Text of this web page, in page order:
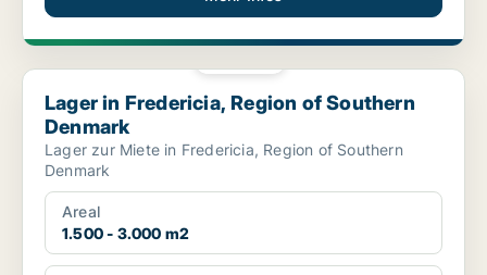
Lager in Fredericia, Region of Southern Denmark
Lager in Fredericia, Region of Southern
Denmark
Lager zur Miete in Fredericia, Region of Southern
Denmark
Areal
1.500 - 3.000 m2